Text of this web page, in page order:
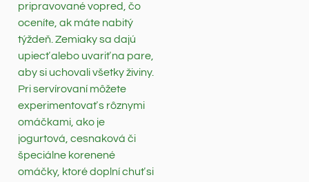
pripravované vopred, čo
oceníte, ak máte nabitý
týždeň. Zemiaky sa dajú
upiecť alebo uvariť na pare,
aby si uchovali všetky živiny.
Pri servírovaní môžete
experimentovať s rôznymi
omáčkami, ako je
jogurtová, cesnaková či
špeciálne korenené
omáčky, ktoré doplní chuť si